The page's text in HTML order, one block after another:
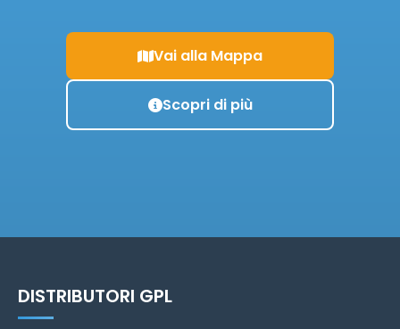
Vai alla Mappa
Scopri di più
DISTRIBUTORI GPL